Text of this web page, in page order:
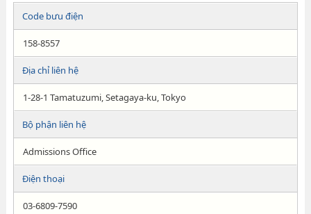
Code bưu điện
158-8557
Địa chỉ liên hệ
1-28-1 Tamatuzumi, Setagaya-ku, Tokyo
Bộ phận liên hệ
Admissions Office
Điện thoại
03-6809-7590